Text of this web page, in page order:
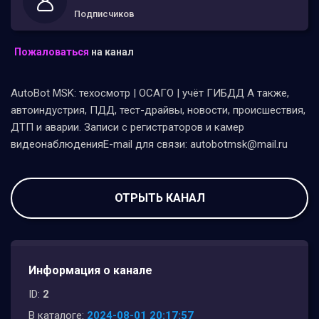
Подписчиков
Пожаловаться на канал
AutoBot MSK: техосмотр | ОСАГО | учёт ГИБДД А также,
автоиндустрия, ПДД, тест-драйвы, новости, происшествия,
ДТП и аварии. Записи с регистраторов и камер
видеонаблюденияE-mail для связи: autobotmsk@mail.ru
ОТРЫТЬ КАНАЛ
Информация о канале
ID: 2
В каталоге: 2024-08-01 20:17:57